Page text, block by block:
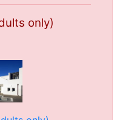
only)